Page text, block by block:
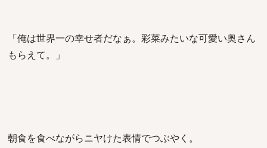
「俺は世界一の幸せ者だなぁ。彩菜みたいな可愛い奥さん
もらえて。」
朝食を食べながらニヤけた表情でつぶやく。